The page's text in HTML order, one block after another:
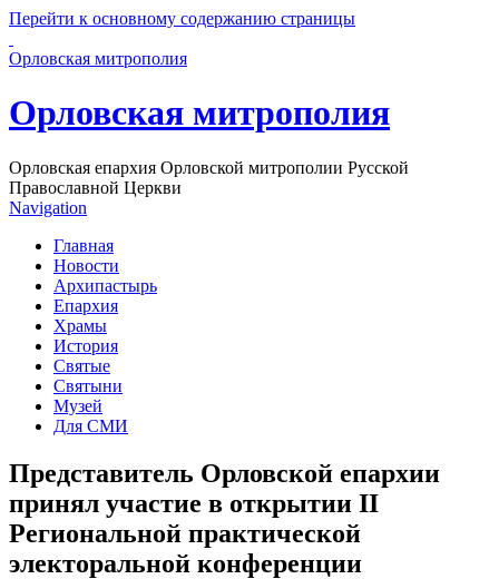
Перейти к основному содержанию страницы
Орловская митрополия
Орловская митрополия
Орловская епархия Орловской митрополии Русской
Православной Церкви
Navigation
Главная
Новости
Архипастырь
Епархия
Храмы
История
Святые
Святыни
Музей
Для СМИ
Представитель Орловской епархии
принял участие в открытии II
Региональной практической
электоральной конференции